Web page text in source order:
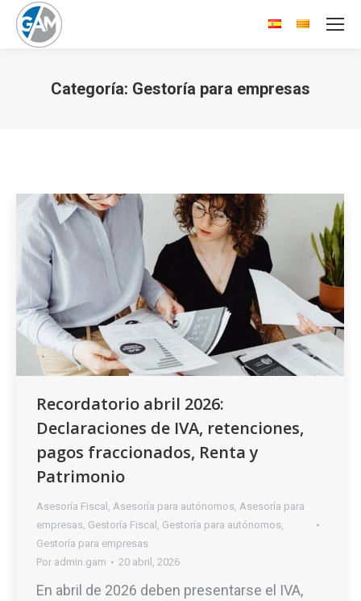
Categoría: Gestoría para empresas
Recordatorio abril 2026:
Declaraciones de IVA, retenciones,
pagos fraccionados, Renta y
Patrimonio
Asesoría Fiscal , Asesoría para autónomos, Asesoría para
empresas, Gestoría Fiscal , Gestoría para autónomos,
Gestoría para empresas
Por admin.gam 20 abril, 2026
En abril de 2026 deben presentarse el IVA,